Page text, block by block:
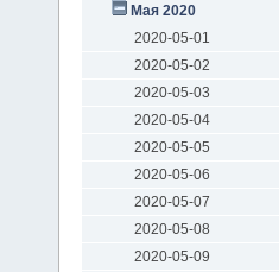
Мая 2020
2020-05-01
2020-05-02
2020-05-03
2020-05-04
2020-05-05
2020-05-06
2020-05-07
2020-05-08
2020-05-09